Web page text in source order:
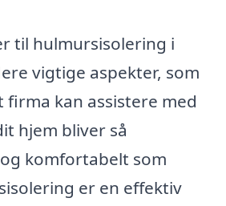
til hulmursisolering i
vigtige aspekter, som
kan assistere med
hjem bliver så
komfortabelt som
er en effektiv